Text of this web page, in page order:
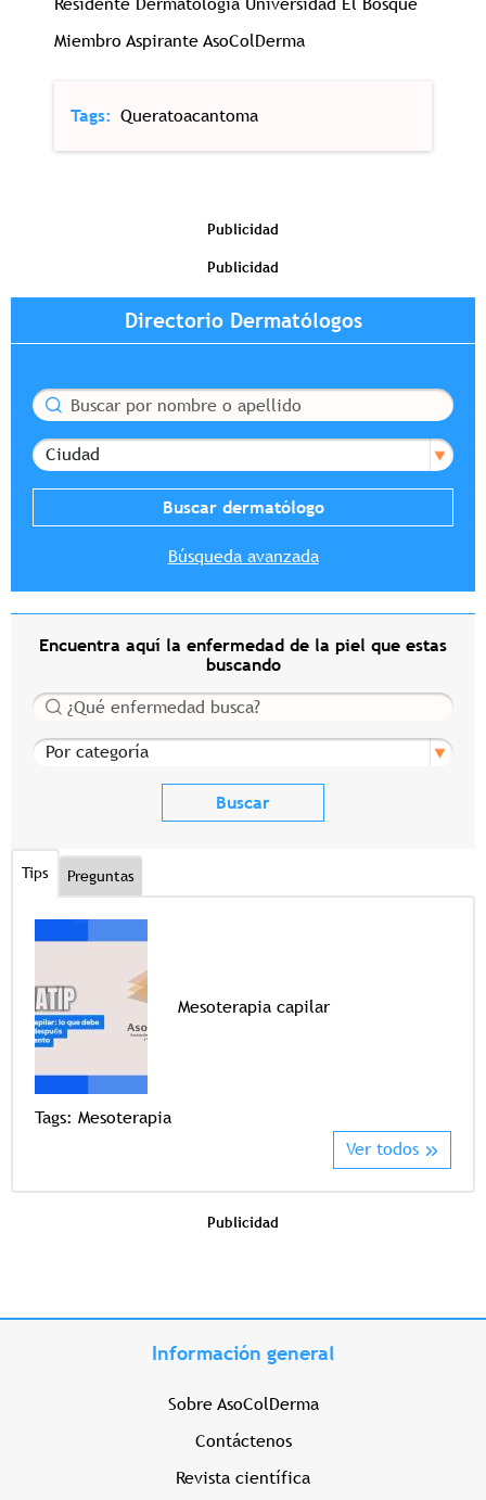
Miembro Aspirante AsoColDerma
Tags Queratoacantoma
Publicidad
Publicidad
Directorio Dermatólogos
Buscar
Ciudad
Búsqueda avanzada
Encuentra aquí la enfermedad de la piel que estas
buscando
Buscar
Por categoría
Tips Preguntas
Mesoterapia capilar
Tags: Mesoterapia
Ver todos
Publicidad
Información general
Sobre AsoColDerma
Contáctenos
Revista científica